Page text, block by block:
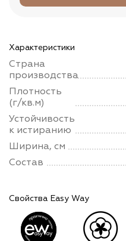
Характеристики
Страна
производства
Плотность
(г/кв.м)
Устойчивость
к истиранию
Ширина, см
Состав
Свойства Easy Way